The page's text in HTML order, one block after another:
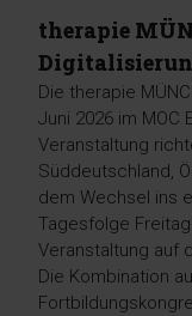
therapie
Die therapie
Juni 2026 im MOC
Veranstaltung
Süddeutschland,
dem Wechsel ins
Tagesfolge
Veranstaltung auf
Die Kombination